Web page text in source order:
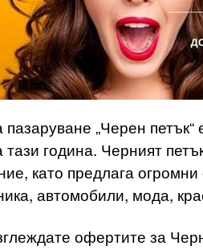
„Черен
година. Черният
като предлага
автомобили, мода,
офертите за